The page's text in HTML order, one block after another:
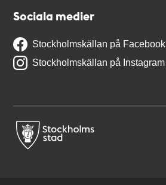
Sociala medier
Stockholmskällan på Facebook
Stockholmskällan på Instagram